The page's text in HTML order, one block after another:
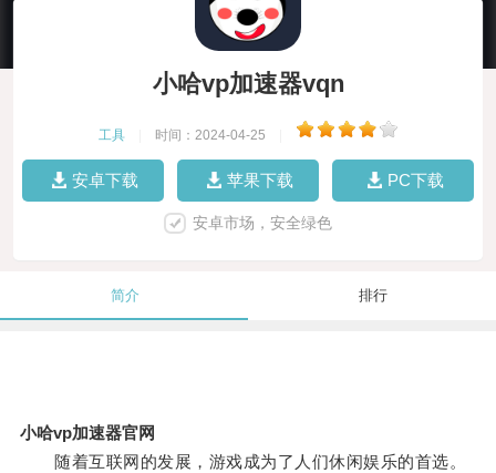
小哈vp加速器vqn
工具 时间：2024-04-25
安卓下载 苹果下载 PC下载
安卓市场，安全绿色
简介 排行
小哈vp加速器官网
随着互联网的发展，游戏成为了人们休闲娱乐的首选。